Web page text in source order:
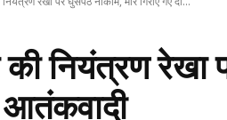
नियंत्रण रेखा
आतंकवादी